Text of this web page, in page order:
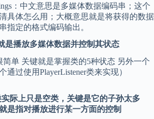
：中文意思是多媒体数据编码串；这个
具体怎么用；大概意思就是将获得的数据
指定的格式编码输出。
是播放多媒体数据并控制其状态
单 关键就是掌握类的5种状态 另外一个
通过使用PlayerListener类来实现）
际上只是空类，关键是它的子孙太多
是指对播放进行某一方面的控制